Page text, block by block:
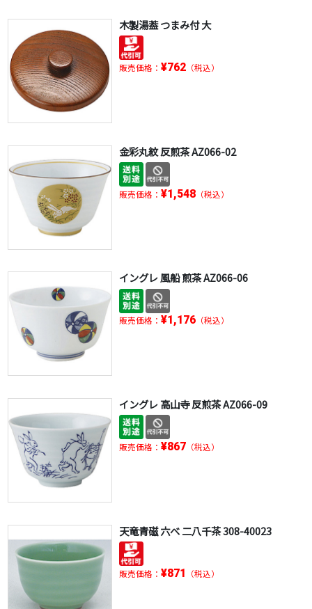
木製湯葢 つまみ付 大
販売価格： ¥762（税込）
金彩丸紋 反煎茶 AZ066-02
販売価格： ¥1,548（税込）
イングレ 風船 煎茶 AZ066-06
販売価格： ¥1,176（税込）
イングレ 高山寺 反煎茶 AZ066-09
販売価格： ¥867（税込）
天竜青磁 六べ 二八千茶 308-40023
販売価格： ¥871 （税込）